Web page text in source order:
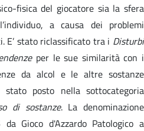
fisica del giocatore sia la sfera
a causa dei problemi
E’ stato riclassificato tra i Disturbi
per le sue similarità con i
da alcol e le altre sostanze
posto nella sottocategoria
di sostanze. La denominazione
Gioco d'Azzardo Patologico a